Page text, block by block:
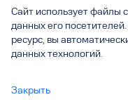
динамики
регулируемый
электропривод
единая система
Сайт использует файлы
данных его
ресурс, вы
данных технологий.
Закрыть